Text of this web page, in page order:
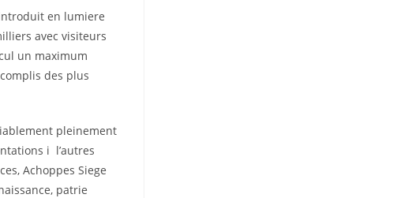
en lumiere
avec visiteurs
un maximum
des plus
pleinement
i l’autres
Achoppes Siege
patrie